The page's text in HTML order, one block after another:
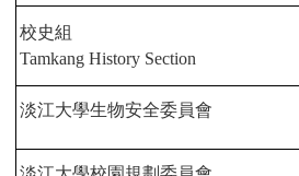
校史組
Tamkang History Section
淡江大學生物安全委員會